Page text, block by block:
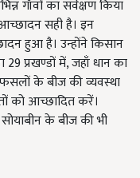
गाँवों का सर्वेक्षण किया
सही है। इन
हुआ है। उन्होंने किसान
29 प्रखण्डों में, जहाँ धान का
के बीज की व्यवस्था
को आच्छादित करें।
के बीज की भी